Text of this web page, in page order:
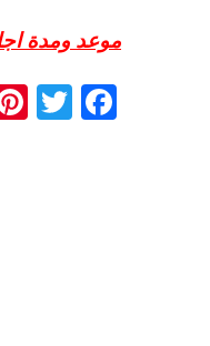
موعد ومدة
Fa
ce
T
wi